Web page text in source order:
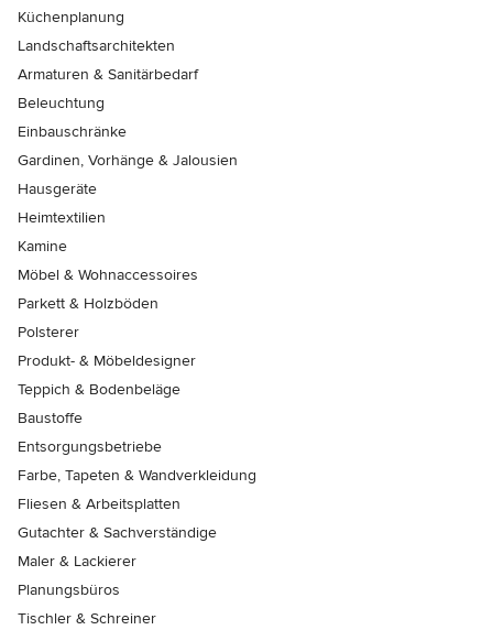
Küchenplanung
Landschaftsarchitekten
Armaturen & Sanitärbedarf
Beleuchtung
Einbauschränke
Gardinen, Vorhänge & Jalousien
Hausgeräte
Heimtextilien
Kamine
Möbel & Wohnaccessoires
Parkett & Holzböden
Polsterer
Produkt- & Möbeldesigner
Teppich & Bodenbeläge
Baustoffe
Entsorgungsbetriebe
Farbe, Tapeten & Wandverkleidung
Fliesen & Arbeitsplatten
Gutachter & Sachverständige
Maler & Lackierer
Planungsbüros
Tischler & Schreiner